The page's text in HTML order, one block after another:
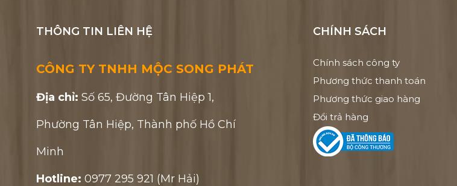
THÔNG TIN LIÊN HỆ
CÔNG TY TNHH MỘC SONG PHÁT
Địa chỉ: Số 65, Đường Tân Hiệp 1,
Phường Tân Hiệp, Thành phố Hồ Chí
Minh
Hotline: 0977 295 921 (Mr Hải)
CHÍNH SÁCH
Chính sách công ty
Phương thức thanh toán
Phương thức giao hàng
Đổi trả hàng